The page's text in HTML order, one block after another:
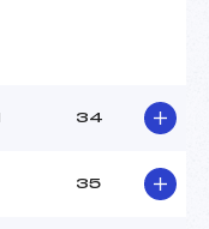
34
35